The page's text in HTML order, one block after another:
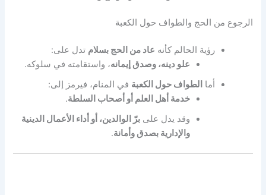
الرجوع من الحج والطواف حول الكعبة
رؤية الحالم كأنه عاد من الحج بسلام تدل على:
علو دينه، وصدق إيمانه، واستقامته في سلوكه.
أما الطواف حول الكعبة في المنام، فيرمز إلى:
خدمة أهل العلم أو أصحاب السلطة.
وقد يدل علىبرّ الوالدين، أو أداء الأعمال الدينية
والإدارية بصدق وأمانة.